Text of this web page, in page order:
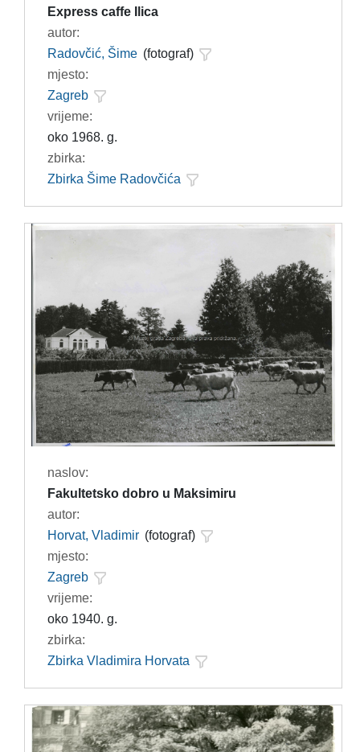
Express caffe Ilica
autor:
Radovčić, Šime (fotograf)
mjesto:
Zagreb
vrijeme:
oko 1968. g.
zbirka:
Zbirka Šime Radovčića
naslov:
Fakultetsko dobro u Maksimiru
autor:
Horvat, Vladimir (fotograf)
mjesto:
Zagreb
vrijeme:
oko 1940. g.
zbirka:
Zbirka Vladimira Horvata